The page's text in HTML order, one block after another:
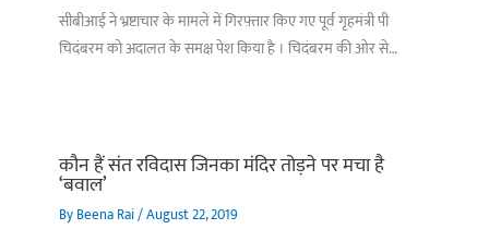
सीबीआई ने भ्रष्टाचार के मामले में गिरफ़्तार किए गए पूर्व गृहमंत्री पी
चिदंबरम को अदालत के समक्ष पेश किया है । चिदंबरम की ओर से…
कौन हैं संत रविदास जिनका मंदिर तोड़ने पर मचा है
‘बवाल’
ByBeena Rai/August 22, 2019